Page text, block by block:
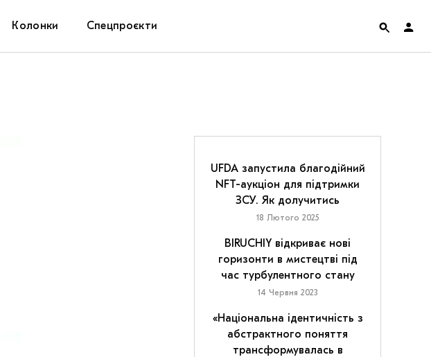
Колонки Спецпроєкти
UFDA запустила благодійний
NFT-аукціон для підтримки
ЗСУ. Як долучитись
18 Лютого 2025
BIRUCHIY відкриває нові
горизонти в мистецтві під
час турбулентного стану
14 Червня 2023
«Національна ідентичність з
абстрактного поняття
трансформувалась в